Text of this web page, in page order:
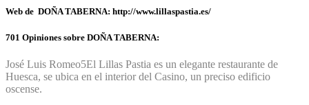
Web de DOÑA TABERNA: http://www.lillaspastia.es/
701 Opiniones sobre DOÑA TABERNA:
José Luis Romeo5El Lillas Pastia es un elegante restaurante de
Huesca, se ubica en el interior del Casino, un preciso edificio
oscense.